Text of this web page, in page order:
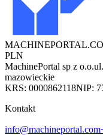
MACHINEPORTAL
PLN
MachinePortal sp z o.o.
mazowieckie
KRS: 0000862118NIP:
Kontakt
info@machineportal.com